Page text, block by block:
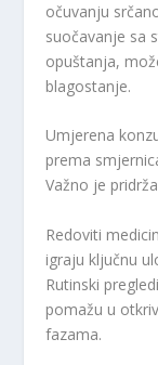
očuvanju
suočavanje sa
opuštanja,
blagostanje.
Umjerena
prema
Važno je
Redoviti
igraju ključnu
Rutinski
pomažu u
fazama.